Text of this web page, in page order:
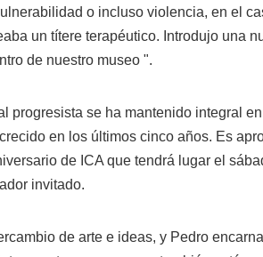
o incluso violencia, en el
un títere terapéutico. Introdujo una
de nuestro museo ".
progresista se ha mantenido integral
en los últimos cinco años. Es
de ICA que tendrá lugar el
invitado.
de arte e ideas, y Pedro